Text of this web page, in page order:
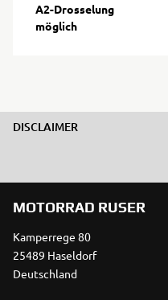
A2-Drosselung
möglich
DISCLAIMER
MOTORRAD RUSER
Kamperrege 80
25489 Haseldorf
Deutschland